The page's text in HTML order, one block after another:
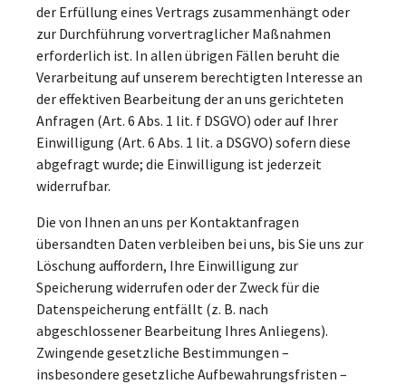
der Erfüllung eines Vertrags zusammenhängt oder
zur Durchführung vorvertraglicher Maßnahmen
erforderlich ist. In allen übrigen Fällen beruht die
Verarbeitung auf unserem berechtigten Interesse an
der effektiven Bearbeitung der an uns gerichteten
Anfragen (Art. 6 Abs. 1 lit. f DSGVO) oder auf Ihrer
Einwilligung (Art. 6 Abs. 1 lit. a DSGVO) sofern diese
abgefragt wurde; die Einwilligung ist jederzeit
widerrufbar.
Die von Ihnen an uns per Kontaktanfragen
übersandten Daten verbleiben bei uns, bis Sie uns zur
Löschung auffordern, Ihre Einwilligung zur
Speicherung widerrufen oder der Zweck für die
Datenspeicherung entfällt (z. B. nach
abgeschlossener Bearbeitung Ihres Anliegens).
Zwingende gesetzliche Bestimmungen –
insbesondere gesetzliche Aufbewahrungsfristen –